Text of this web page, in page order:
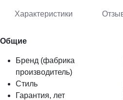
Характеристики
Общие
Бренд (фабрика
производитель)
Стиль
Гарантия, лет